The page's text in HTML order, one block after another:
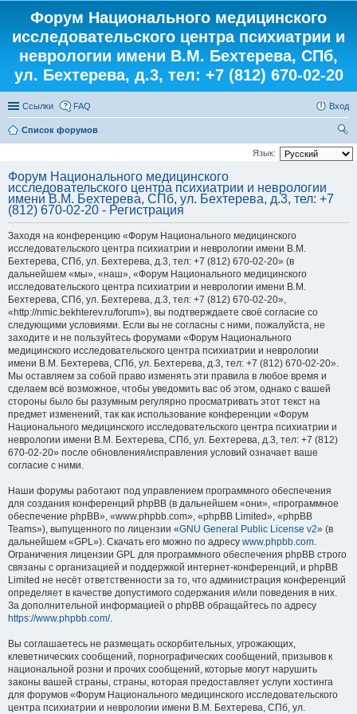
Форум Национального медицинского
исследовательского центра психиатрии и
неврологии имени В.М. Бехтерева, СПб,
ул. Бехтерева, д.3, тел: +7 (812) 670-02-20
Ссылки FAQ Вход
Список форумов
ои
Язык:
Форум Национального медицинского
исследовательского центра психиатрии и неврологии
имени В.М. Бехтерева, СПб, ул. Бехтерева, д.3, тел: +7
(812) 670-02-20 - Регистрация
Заходя на конференцию «Форум Национального медицинского
исследовательского центра психиатрии и неврологии имени В.М.
Бехтерева, СПб, ул. Бехтерева, д.3, тел: +7 (812) 670-02-20» (в
дальнейшем «мы», «наш», «Форум Национального медицинского
исследовательского центра психиатрии и неврологии имени В.М.
Бехтерева, СПб, ул. Бехтерева, д.3, тел: +7 (812) 670-02-20»,
«http://nmic.bekhterev.ru/forum»), вы подтверждаете своё согласие со
следующими условиями. Если вы не согласны с ними, пожалуйста, не
заходите и не пользуйтесь форумами «Форум Национального
медицинского исследовательского центра психиатрии и неврологии
имени В.М. Бехтерева, СПб, ул. Бехтерева, д.3, тел: +7 (812) 670-02-20».
Мы оставляем за собой право изменять эти правила в любое время и
сделаем всё возможное, чтобы уведомить вас об этом, однако с вашей
стороны было бы разумным регулярно просматривать этот текст на
предмет изменений, так как использование конференции «Форум
Национального медицинского исследовательского центра психиатрии и
неврологии имени В.М. Бехтерева, СПб, ул. Бехтерева, д.3, тел: +7 (812)
670-02-20» после обновления/исправления условий означает ваше
согласие с ними.
Наши форумы работают под управлением программного обеспечения
для создания конференций phpBB (в дальнейшем «они», «программное
обеспечение phpBB», «www.phpbb.com», «phpBB Limited», «phpBB
Teams»), выпущенного по лицензии «GNU General Public License v2» (в
дальнейшем «GPL»). Скачать его можно по адресу www.phpbb.com.
Ограничения лицензии GPL для программного обеспечения phpBB строго
связаны с организацией и поддержкой интернет-конференций, и phpBB
Limited не несёт ответственности за то, что администрация конференций
определяет в качестве допустимого содержания и/или поведения в них.
За дополнительной информацией о phpBB обращайтесь по адресу
https://www.phpbb.com/.
Вы соглашаетесь не размещать оскорбительных, угрожающих,
клеветнических сообщений, порнографических сообщений, призывов к
национальной розни и прочих сообщений, которые могут нарушить
законы вашей страны, страны, которая предоставляет услуги хостинга
для форумов «Форум Национального медицинского исследовательского
центра психиатрии и неврологии имени В.М. Бехтерева, СПб, ул.